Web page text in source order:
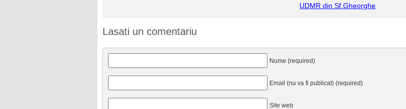
UDMR din Sf.Gheorghe
Lasati un comentariu
Nume (required)
Email (nu va fi publicat) (required)
Site web